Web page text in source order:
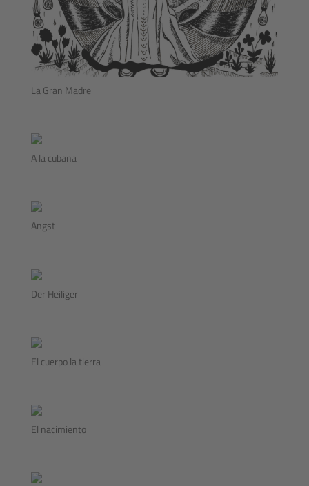
La Gran Madre
A la cubana
Angst
Der Heiliger
El cuerpo la tierra
El nacimiento